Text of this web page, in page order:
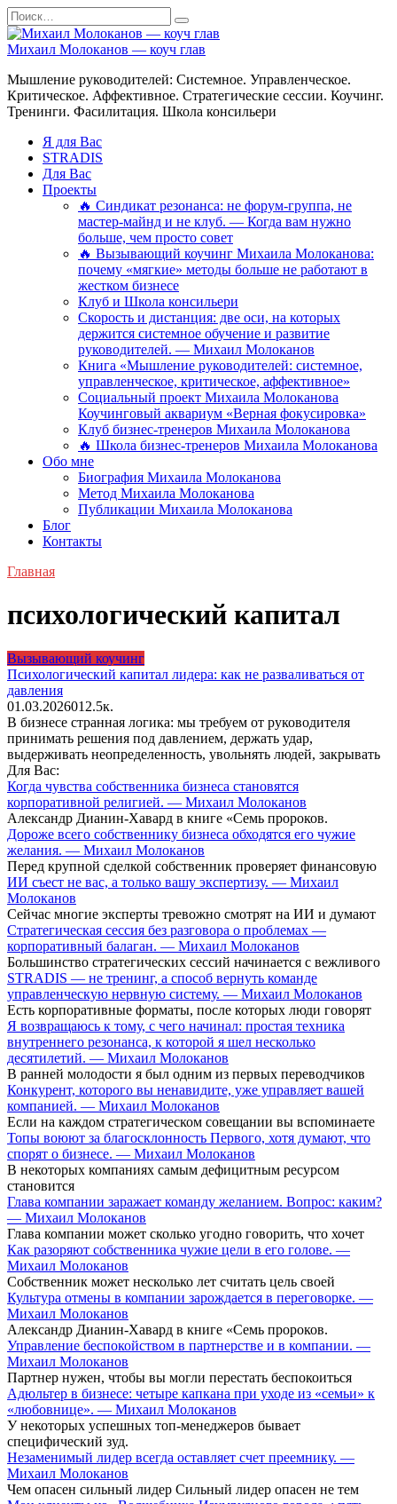
Перейти
к
содержанию
Search
for:
Михаил Молоканов — коуч глав
Мышление руководителей: Системное. Управленческое.
Критическое. Аффективное. Стратегические сессии. Коучинг.
Тренинги. Фасилитация. Школа консильери
Я для Вас
STRADIS
Для Вас
Проекты
🔥 Синдикат резонанса: не форум-группа, не
мастер-майнд и не клуб. — Когда вам нужно
больше, чем просто совет
🔥 Вызывающий коучинг Михаила Молоканова:
почему «мягкие» методы больше не работают в
жестком бизнесе
Клуб и Школа консильери
Скорость и дистанция: две оси, на которых
держится системное обучение и развитие
руководителей. — Михаил Молоканов
Книга «Мышление руководителей: системное,
управленческое, критическое, аффективное»
Социальный проект Михаила Молоканова
Коучинговый аквариум «Верная фокусировка»
Клуб бизнес-тренеров Михаила Молоканова
🔥 Школа бизнес-тренеров Михаила Молоканова
Обо мне
Биография Михаила Молоканова
Метод Михаила Молоканова
Публикации Михаила Молоканова
Блог
Контакты
Главная
психологический капитал
Вызывающий коучинг
Психологический капитал лидера: как не разваливаться от
давления
01.03.2026012.5к.
В бизнесе странная логика: мы требуем от руководителя
принимать решения под давлением, держать удар,
выдерживать неопределенность, увольнять людей, закрывать
Для Вас:
Когда чувства собственника бизнеса становятся
корпоративной религией. — Михаил Молоканов
Александр Дианин-Хавард в книге «Семь пророков.
Дороже всего собственнику бизнеса обходятся его чужие
желания. — Михаил Молоканов
Перед крупной сделкой собственник проверяет финансовую
ИИ съест не вас, а только вашу экспертизу. — Михаил
Молоканов
Сейчас многие эксперты тревожно смотрят на ИИ и думают
Стратегическая сессия без разговора о проблемах —
корпоративный балаган. — Михаил Молоканов
Большинство стратегических сессий начинается с вежливого
STRADIS — не тренинг, а способ вернуть команде
управленческую нервную систему. — Михаил Молоканов
Есть корпоративные форматы, после которых люди говорят
Я возвращаюсь к тому, с чего начинал: простая техника
внутреннего резонанса, к которой я шел несколько
десятилетий. — Михаил Молоканов
В ранней молодости я был одним из первых переводчиков
Конкурент, которого вы ненавидите, уже управляет вашей
компанией. — Михаил Молоканов
Если на каждом стратегическом совещании вы вспоминаете
Топы воюют за благосклонность Первого, хотя думают, что
спорят о бизнесе. — Михаил Молоканов
В некоторых компаниях самым дефицитным ресурсом
становится
Глава компании заражает команду желанием. Вопрос: каким?
— Михаил Молоканов
Глава компании может сколько угодно говорить, что хочет
Как разоряют собственника чужие цели в его голове. —
Михаил Молоканов
Собственник может несколько лет считать цель своей
Культура отмены в компании зарождается в переговорке. —
Михаил Молоканов
Александр Дианин-Хавард в книге «Семь пророков.
Управление беспокойством в партнерстве и в компании. —
Михаил Молоканов
Партнер нужен, чтобы вы могли перестать беспокоиться
Адюльтер в бизнесе: четыре капкана при уходе из «семьи» к
«любовнице». — Михаил Молоканов
У некоторых успешных топ-менеджеров бывает
специфический зуд.
Незаменимый лидер всегда оставляет счет преемнику. —
Михаил Молоканов
Чем опасен сильный лидер Сильный лидер опасен не тем